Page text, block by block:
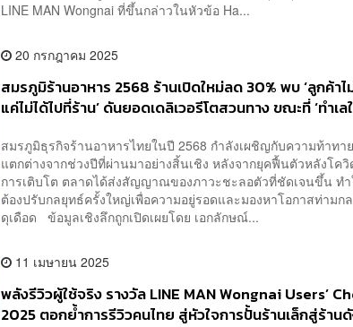
LINE MAN Wongnai ที่ขึ้นกล่าวในหัวข้อ Ha...
20 กรกฎาคม 2025
สมรภูมิร้านอาหาร 2568 ร้านเปิดใหม่ลด 30% พบ ‘ลูกค้า
แค่ไม่ได้ไปที่ร้าน’ ดันยอดเดลิเวอรีโตสวนทาง ขณะที่ ‘ทำเล
สมรภูมิธุรกิจร้านอาหารไทยในปี 2568 กำลังเผชิญกับความท้าทา
แตกต่างจากช่วงปีที่ผ่านมาอย่างสิ้นเชิง หลังจากยุคฟื้นตัวหลังโควิ
การเติบโต ตลาดได้ส่งสัญญาณของภาวะชะลอตัวที่ชัดเจนขึ้น ทำ
ต้องปรับกลยุทธ์ครั้งใหญ่เพื่อความอยู่รอดและมองหาโอกาสท่ามก
ดุเดือด ข้อมูลเชิงลึกถูกเปิดเผยโดย เอกลักษณ์...
11 เมษายน 2025
พลังรีวิวผู้ใช้จริง รางวัล LINE MAN Wongnai Users’
2025 ตอกย้ำการรีวิวคนไทย สู่หัวใจการปั้นร้านเล็กสู่ร้าน